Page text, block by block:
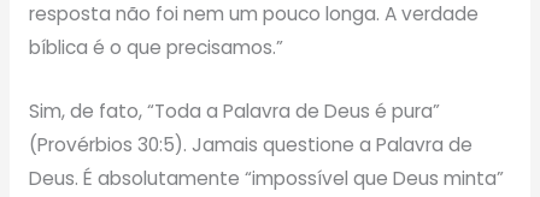
resposta não foi nem um pouco longa. A verdade
bíblica é o que precisamos.”
Sim, de fato, “Toda a Palavra de Deus é pura”
(Provérbios 30:5). Jamais questione a Palavra de
Deus. É absolutamente “impossível que Deus minta”